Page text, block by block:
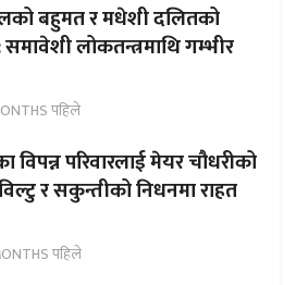
बहुमत र मधेशी दलितको
समावेशी लोकतन्त्रमाथि गम्भीर
पहिले
विपन्न परिवारलाई मेयर चौधरीको
र सकुन्तीको निधनमा राहत
पहिले